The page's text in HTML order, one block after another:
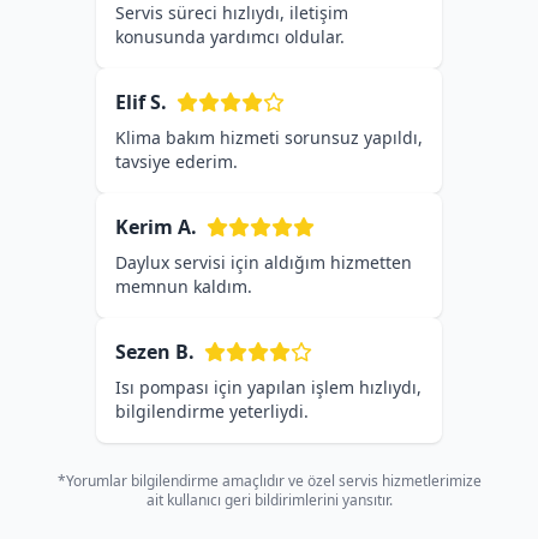
Servis süreci hızlıydı, iletişim
konusunda yardımcı oldular.
Elif S.
Klima bakım hizmeti sorunsuz yapıldı,
tavsiye ederim.
Kerim A.
Daylux servisi için aldığım hizmetten
memnun kaldım.
Sezen B.
Isı pompası için yapılan işlem hızlıydı,
bilgilendirme yeterliydi.
*Yorumlar bilgilendirme amaçlıdır ve özel servis hizmetlerimize
ait kullanıcı geri bildirimlerini yansıtır.